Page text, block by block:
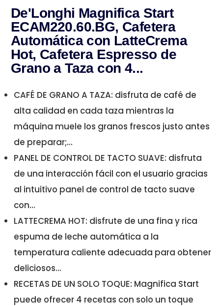
De'Longhi Magnifica Start
ECAM220.60.BG, Cafetera
Automática con LatteCrema
Hot, Cafetera Espresso de
Grano a Taza con 4...
CAFÉ DE GRANO A TAZA: disfruta de café de
alta calidad en cada taza mientras la
máquina muele los granos frescos justo antes
de preparar;...
PANEL DE CONTROL DE TACTO SUAVE: disfruta
de una interacción fácil con el usuario gracias
al intuitivo panel de control de tacto suave
con...
LATTECREMA HOT: disfrute de una fina y rica
espuma de leche automática a la
temperatura caliente adecuada para obtener
deliciosos...
RECETAS DE UN SOLO TOQUE: Magnifica Start
puede ofrecer 4 recetas con solo un toque